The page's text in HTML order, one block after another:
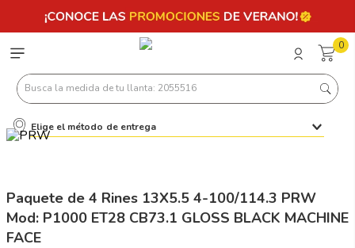
0
Busca la medida de tu llanta: 2055516
Elige el método de entrega
Paquete de 4 Rines 13X5.5 4-100/114.3 PRW
Mod: P1000 ET28 CB73.1 GLOSS BLACK MACHINE
FACE
Términos más buscados
3.225